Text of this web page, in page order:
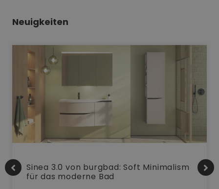
Neuigkeiten
Sinea 3.0 von burgbad: Soft Minimalism
für das moderne Bad